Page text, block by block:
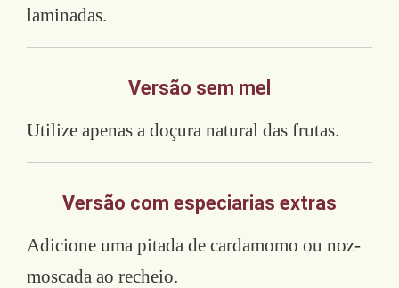
laminadas.
Versão sem mel
Utilize apenas a doçura natural das frutas.
Versão com especiarias extras
Adicione uma pitada de cardamomo ou noz-
moscada ao recheio.